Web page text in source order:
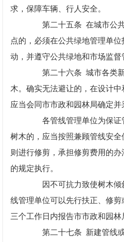
求，保障车辆、行人安全。
第二十五条 在城市公共
点的，必须在公共绿地管理单
动，并遵守公共绿地和市场监督
第二十六条 城市各类新
木。确实无法避让的，在设计
应当会同市市政和园林局确定并
各管线管理单位为保证
树木的，应当按照兼顾管线安
则进行修剪，承担修剪费用的
的规定执行。
因不可抗力致使树木倾
线管理单位可以先行扶正、修
三个工作日内报告市市政和园林
第二十七条 新建管线或